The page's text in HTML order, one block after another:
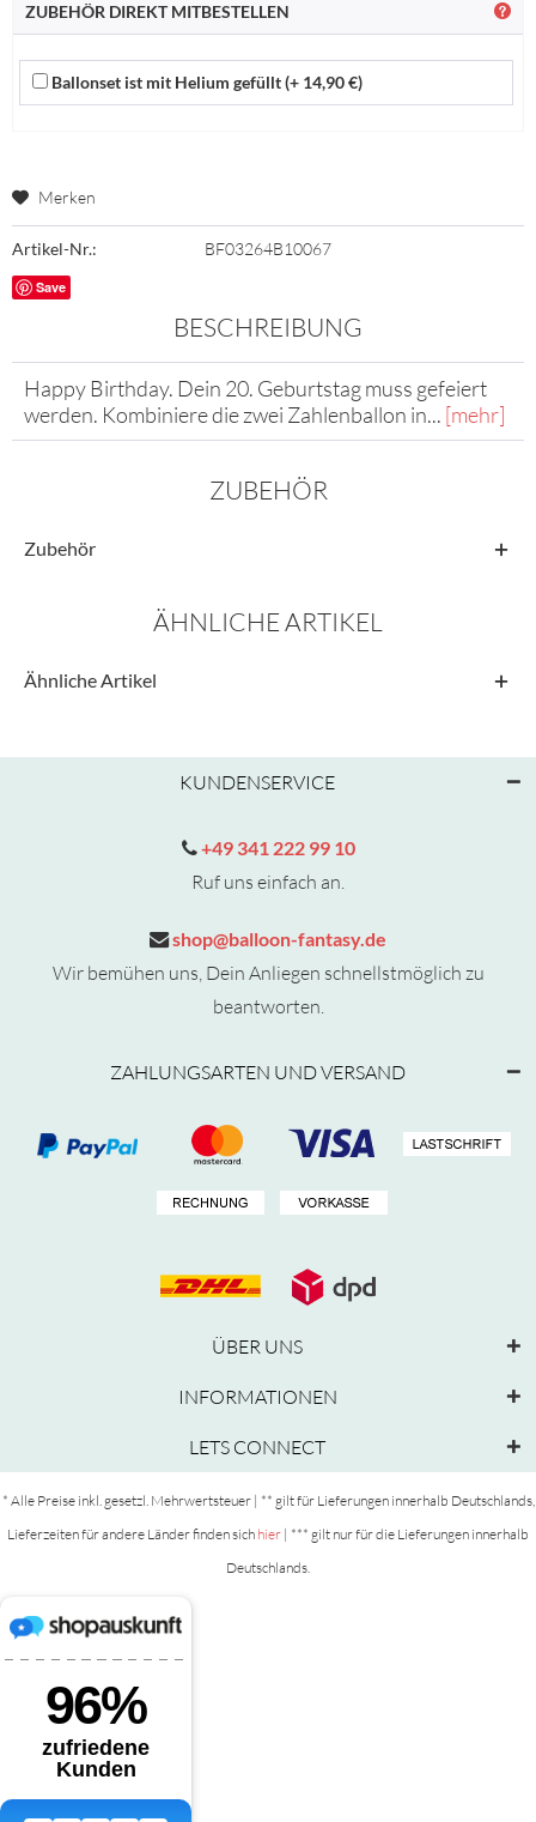
ZUBEHÖR DIREKT MITBESTELLEN
Ballonset ist mit Helium gefüllt (+ 14,90 €)
Merken
Artikel-Nr.: BF03264B10067
Save
BESCHREIBUNG
Happy Birthday. Dein 20. Geburtstag muss gefeiert
werden. Kombiniere die zwei Zahlenballon in... [mehr]
ZUBEHÖR
Zubehör
ÄHNLICHE ARTIKEL
Ähnliche Artikel
KUNDENSERVICE
+49 341 222 99 10
Ruf uns einfach an.
shop@balloon-fantasy.de
Wir bemühen uns, Dein Anliegen schnellstmöglich zu
beantworten.
ZAHLUNGSARTEN UND VERSAND
ÜBER UNS
INFORMATIONEN
LETS CONNECT
* Alle Preise inkl. gesetzl. Mehrwertsteuer | ** gilt für Lieferungen innerhalb Deutschlands,
Lieferzeiten für andere Länder finden sich hier | *** gilt nur für die Lieferungen innerhalb
Deutschlands.